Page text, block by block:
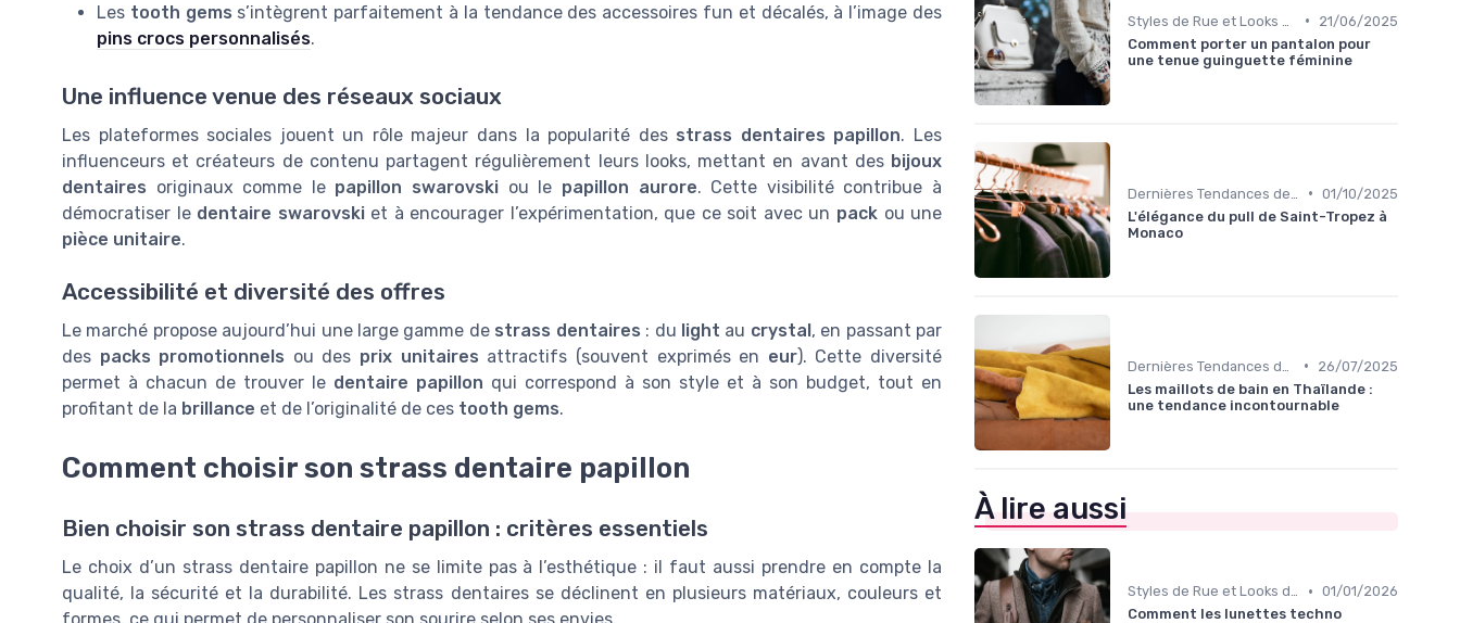
Les tooth gems s’intègrent parfaitement à la tendance des accessoires fun et décalés, à l’image des
pins crocs personnalisés.
Une influence venue des réseaux sociaux
Les plateformes sociales jouent un rôle majeur dans la popularité des strass dentaires papillon. Les
influenceurs et créateurs de contenu partagent régulièrement leurs looks, mettant en avant des bijoux
dentaires originaux comme le papillon swarovski ou le papillon aurore. Cette visibilité contribue à
démocratiser le dentaire swarovskiet à encourager l’expérimentation, que ce soit avec un packou une
pièce unitaire.
Accessibilité et diversité des offres
Le marché propose aujourd’hui une large gamme de strass dentaires : du light au crystal , en passant par
des packs promotionnels ou des prix unitaires attractifs (souvent exprimés en eur). Cette diversité
permet à chacun de trouver le dentaire papillon qui correspond à son style et à son budget, tout en
profitant de la brillance et de l’originalité de ces tooth gems.
Comment choisir son strass dentaire papillon
Bien choisir son strass dentaire papillon : critères essentiels
Le choix d’un strass dentaire papillon ne se limite pas à l’esthétique : il faut aussi prendre en compte la
qualité, la sécurité et la durabilité. Les strass dentaires se déclinent en plusieurs matériaux, couleurs et
•
21/06/2025
Comment porter un pantalon pour
une tenue guinguette féminine
• 01/10/2025
L'élégance du pull de Saint-Tropez à
Monaco
•
26/07/2025
Les maillots de bain en Thaïlande :
une tendance incontournable
À lire aussi
Styles de Rue et Looks du Moment • 01/01/2026
Comment les lunettes techno